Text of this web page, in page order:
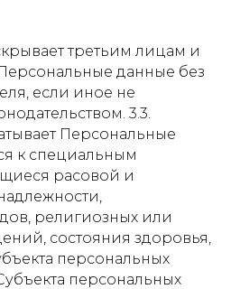
третьим лицам и
данные без
если иное не
3.3.
Персональные
к специальным
расовой и
религиозных или
состояния здоровья,
персональных
персональных